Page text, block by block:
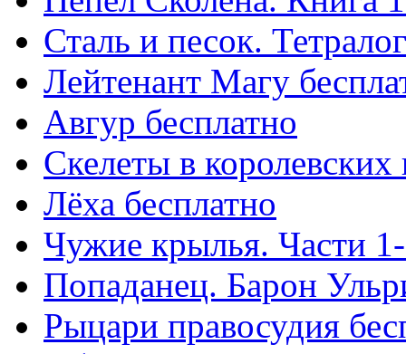
Сталь и песок.
Лейтенант Магу
Авгур бесплатно
Скелеты в
Лёха бесплатно
Чужие крылья. Части
Попаданец. Барон
Рыцари правосудия